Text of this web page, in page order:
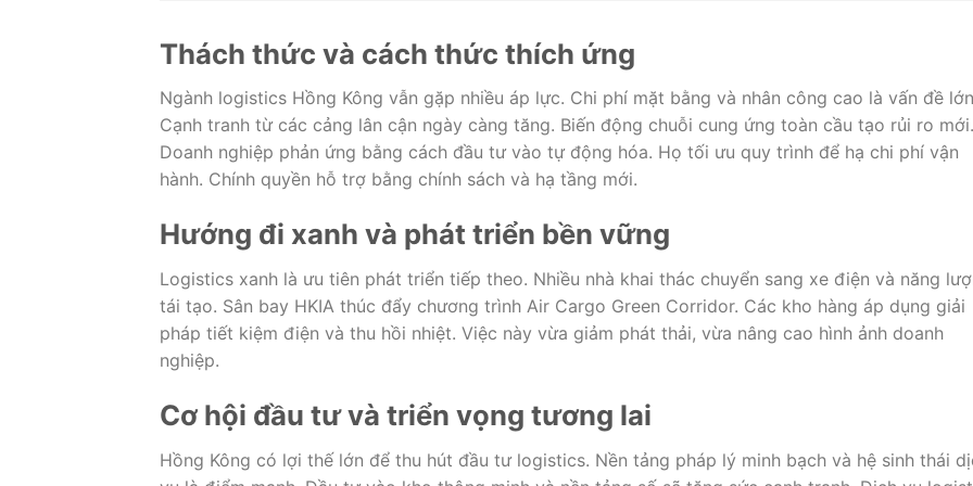
Thách thức và cách thức thích ứng
Ngành logistics Hồng Kông vẫn gặp nhiều áp lực. Chi phí mặt bằng và nhân công cao là vấn đề
Cạnh tranh từ các cảng lân cận ngày càng tăng. Biến động chuỗi cung ứng toàn cầu tạo rủi ro mới.
Doanh nghiệp phản ứng bằng cách đầu tư vào tự động hóa. Họ tối ưu quy trình để hạ chi phí vận
hành. Chính quyền hỗ trợ bằng chính sách và hạ tầng mới.
Hướng đi xanh và phát triển bền vững
Logistics xanh là ưu tiên phát triển tiếp theo. Nhiều nhà khai thác chuyển sang xe điện và năng
tái tạo. Sân bay HKIA thúc đẩy chương trình Air Cargo Green Corridor. Các kho hàng áp dụng giải
pháp tiết kiệm điện và thu hồi nhiệt. Việc này vừa giảm phát thải, vừa nâng cao hình ảnh doanh
nghiệp.
Cơ hội đầu tư và triển vọng tương lai
Hồng Kông có lợi thế lớn để thu hút đầu tư logistics. Nền tảng pháp lý minh bạch và hệ sinh thái